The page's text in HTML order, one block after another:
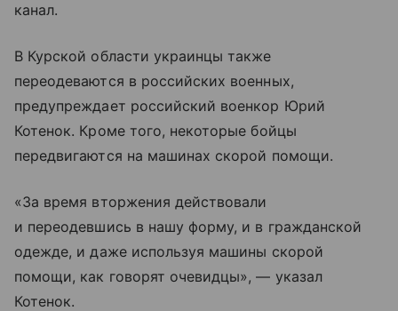
канал.
В Курской области украинцы также
переодеваются в российских военных,
предупреждает российский военкор Юрий
Котенок. Кроме того, некоторые бойцы
передвигаются на машинах скорой помощи.
«За время вторжения действовали
и переодевшись в нашу форму, и в гражданской
одежде, и даже используя машины скорой
помощи, как говорят очевидцы», — указал
Котенок.